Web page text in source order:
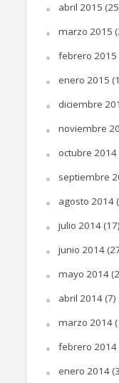
abril 2015
marzo 2015
febrero 2015
enero 2015
diciembre
noviembre
octubre 2014
septiembre
agosto 2014
julio 2014(17)
junio 2014
mayo 2014
abril 2014(7)
marzo 2014
febrero 2014
enero 2014